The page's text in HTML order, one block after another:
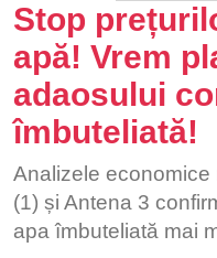
Stop
apă! Vrem
adaosului
îmbuteliată!
Analizele
(1) și Antena 3
apa îmbuteliată mai